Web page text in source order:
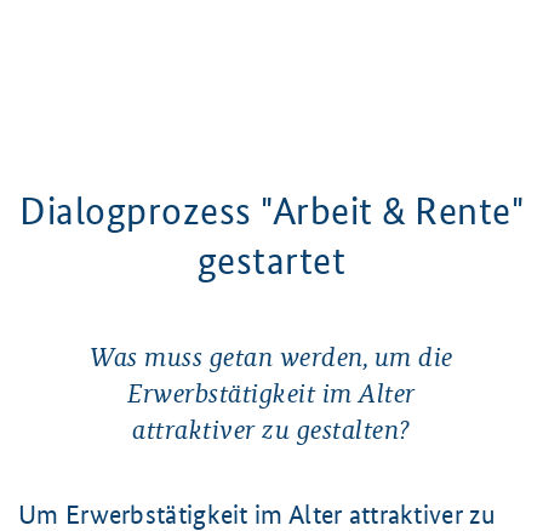
Dialogprozess "Arbeit & Rente"
gestartet
Was muss getan werden, um die
Erwerbstätigkeit im Alter
attraktiver zu gestalten?
Um Erwerbstätigkeit im Alter attraktiver zu